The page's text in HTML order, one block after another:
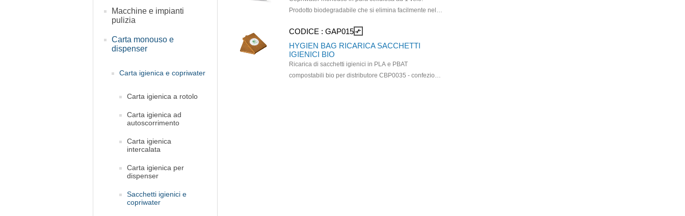
Macchine e impianti
pulizia
Carta monouso e
dispenser
Carta igienica e copriwater
Carta igienica a rotolo
Carta igienica ad
autoscorrimento
Carta igienica
intercalata
Carta igienica per
dispenser
Sacchetti igienici e
copriwater
Prodotto biodegradabile che si elimina facilmente nello
piegato: 23x36cm. Utilizzabile con dispenser QD.0128.
2 confezioni da 250 pezzi.
CODICE : GAP015 compare_arrows
HYGIEN BAG RICARICA SACCHETTI
IGIENICI BIO
Ricarica di sacchetti igienici in PLA e PBAT
compostabili bio per distributore CBP0035 - confezion